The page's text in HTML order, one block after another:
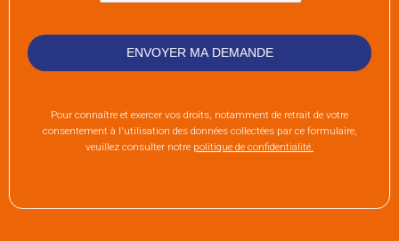
Pour connaître et exercer vos droits, notamment de retrait de votre
consentement à l'utilisation des données collectées par ce formulaire,
veuillez consulter notre politique de confidentialité.